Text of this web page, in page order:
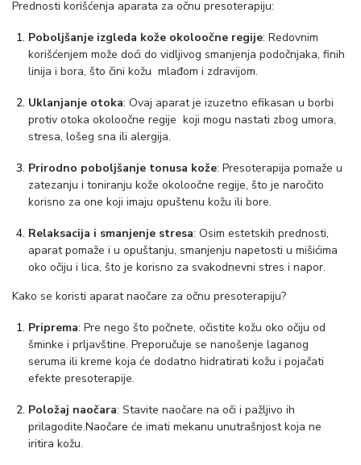
r
p
i
u
k
o
l
i
č
i
a
Prednosti korišćenja aparata za očnu presoterapiju:
Poboljšanje izgleda kože okoloočne regije: Redovnim
korišćenjem može doći do vidljivog smanjenja podočnjaka, finih
linija i bora, što čini kožu mlađom i zdravijom.
Uklanjanje otoka: Ovaj aparat je izuzetno efikasan u borbi
protiv otoka okoloočne regije koji mogu nastati zbog umora,
stresa, lošeg sna ili alergija.
Prirodno poboljšanje tonusa kože: Presoterapija pomaže u
zatezanju i toniranju kože okoloočne regije, što je naročito
korisno za one koji imaju opuštenu kožu ili bore.
Relaksacija i smanjenje stresa: Osim estetskih prednosti,
aparat pomaže i u opuštanju, smanjenju napetosti u mišićima
oko očiju i lica, što je korisno za svakodnevni stres i napor.
Kako se koristi aparat naočare za očnu presoterapiju?
Priprema: Pre nego što počnete, očistite kožu oko očiju od
šminke i prljavštine. Preporučuje se nanošenje laganog
seruma ili kreme koja će dodatno hidratirati kožu i pojačati
efekte presoterapije.
Položaj naočara: Stavite naočare na oči i pažljivo ih
prilagodite.Naočare će imati mekanu unutrašnjost koja ne
iritira kožu.